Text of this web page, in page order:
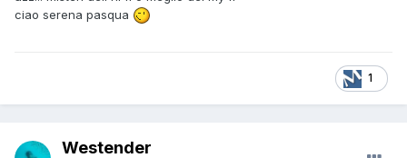
ciao serena pasqua
1
Westender